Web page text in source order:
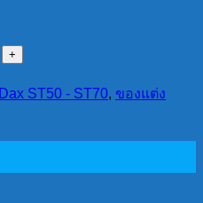
Dax ST50 - ST70, ของแต่ง